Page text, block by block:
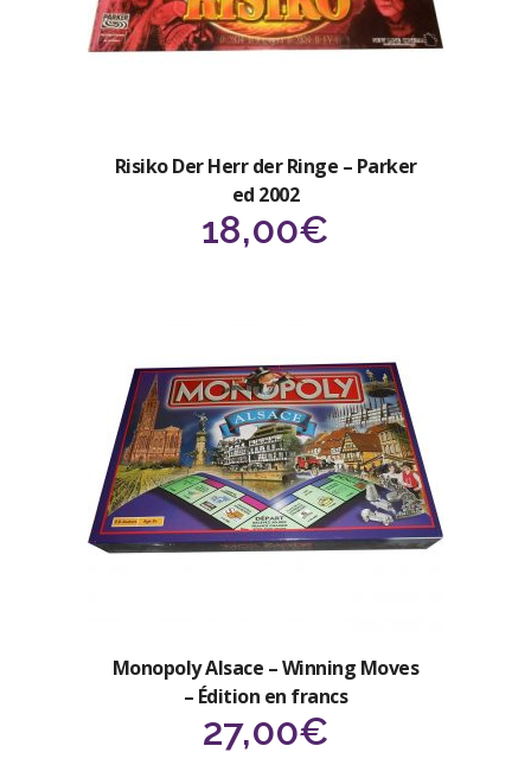
Risiko Der Herr der Ringe – Parker
ed 2002
18,00€
Monopoly Alsace – Winning Moves
– Édition en francs
27,00€